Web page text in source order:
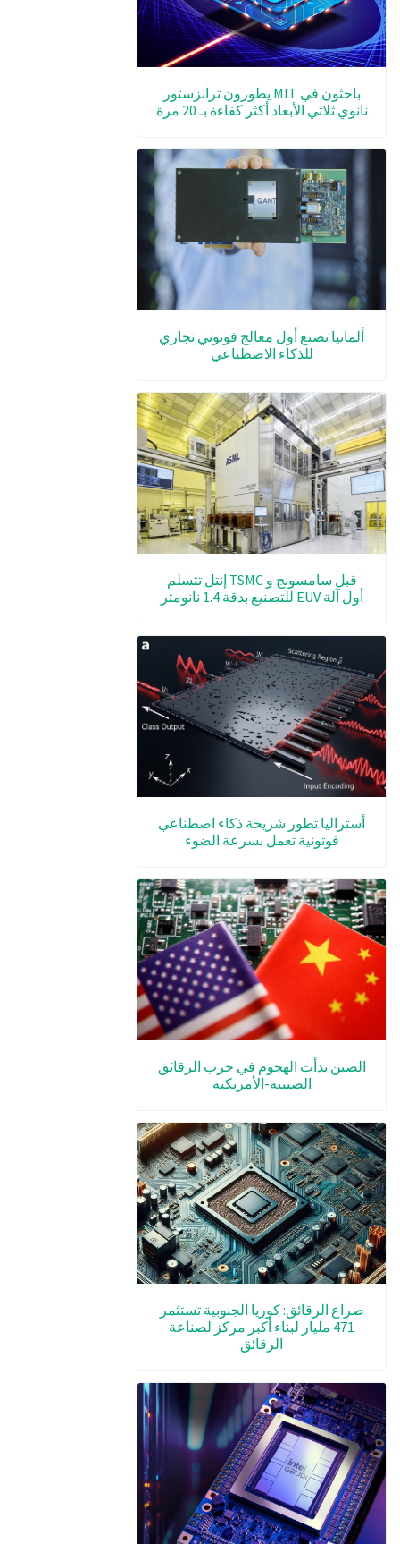
باحثون في MIT يطورون ترانزستور
نانوي ثلاثي الأبعاد أكثر كفاءة بـ 20 مرة
ألمانيا تصنع أول معالج فوتوني تجاري
للذكاء الاصطناعي
قبل سامسونج و TSMC إنتل تتسلم
أول آلة EUV للتصنيع بدقة 1.4 نانومتر
أستراليا تطور شريحة ذكاء اصطناعي
فوتونية تعمل بسرعة الضوء
الصين بدأت الهجوم في حرب الرقائق
الصينية-الأمريكية
صراع الرقائق: كوريا الجنوبية تستثمر
471 مليار لبناء أكبر مركز لصناعة
الرقائق